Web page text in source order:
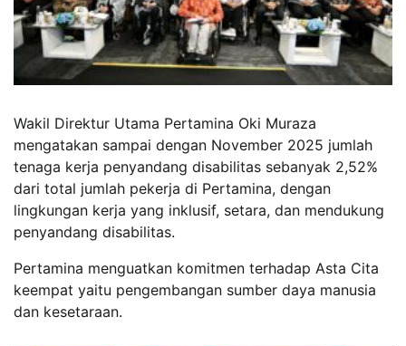
Wakil Direktur Utama Pertamina Oki Muraza
mengatakan sampai dengan November 2025 jumlah
tenaga kerja penyandang disabilitas sebanyak 2,52%
dari total jumlah pekerja di Pertamina, dengan
lingkungan kerja yang inklusif, setara, dan mendukung
penyandang disabilitas.
Pertamina menguatkan komitmen terhadap Asta Cita
keempat yaitu pengembangan sumber daya manusia
dan kesetaraan.